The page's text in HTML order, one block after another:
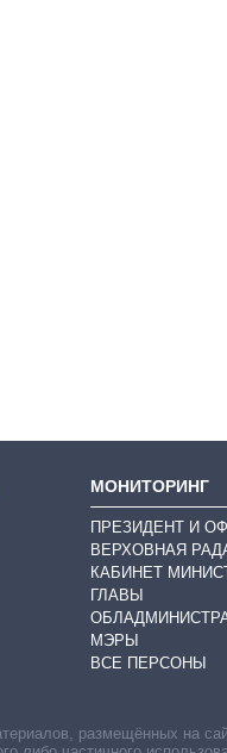
МОНИТОРИНГ
ПРЕЗИДЕНТ И
ВЕРХОВНАЯ
КАБИНЕТ
ГЛАВЫ
МЭРЫ
ВСЕ ПЕРСОНЫ
размещённых на